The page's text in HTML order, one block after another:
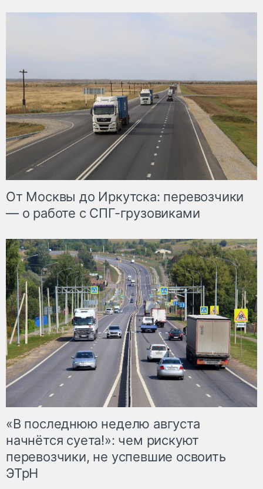
От Москвы до Иркутска: перевозчики
— о работе с СПГ-грузовиками
«В последнюю неделю августа
начнётся суета!»: чем рискуют
перевозчики, не успевшие освоить
ЭТрН